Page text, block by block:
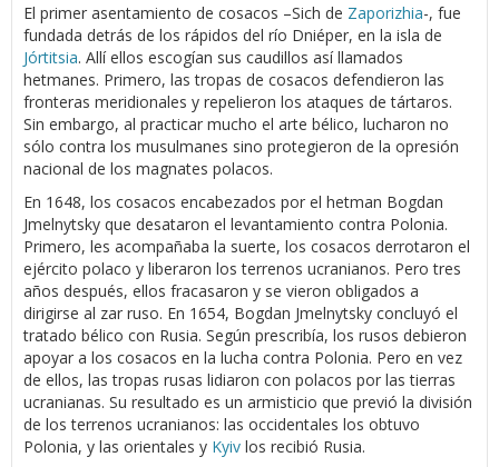
El primer asentamiento de cosacos –Sich de Zaporizhia-, fue
fundada detrás de los rápidos del río Dniéper, en la isla de
Jórtitsia. Allí ellos escogían sus caudillos así llamados
hetmanes. Primero, las tropas de cosacos defendieron las
fronteras meridionales y repelieron los ataques de tártaros.
Sin embargo, al practicar mucho el arte bélico, lucharon no
sólo contra los musulmanes sino protegieron de la opresión
nacional de los magnates polacos.
En 1648, los cosacos encabezados por el hetman Bogdan
Jmelnytsky que desataron el levantamiento contra Polonia.
Primero, les acompañaba la suerte, los cosacos derrotaron el
ejército polaco y liberaron los terrenos ucranianos. Pero tres
años después, ellos fracasaron y se vieron obligados a
dirigirse al zar ruso. En 1654, Bogdan Jmelnytsky concluyó el
tratado bélico con Rusia. Según prescribía, los rusos debieron
apoyar a los cosacos en la lucha contra Polonia. Pero en vez
de ellos, las tropas rusas lidiaron con polacos por las tierras
ucranianas. Su resultado es un armisticio que previó la división
de los terrenos ucranianos: las occidentales los obtuvo
Polonia, y las orientales y Kyiv los recibió Rusia.